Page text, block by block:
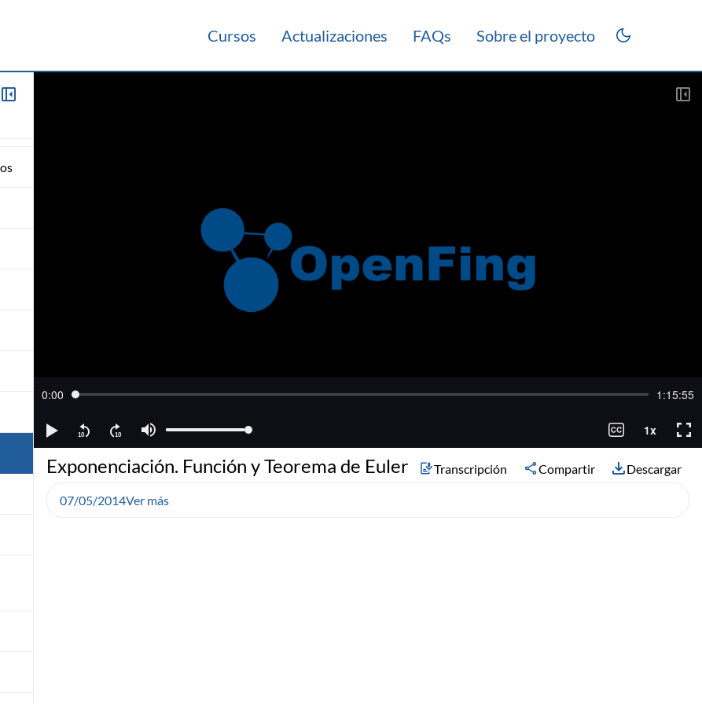
Cursos Actualizaciones FAQs Sobre el proyecto
Exponenciación. Función y Teorema de Euler Transcripción Compartir Descargar
07/05/2014Ver más